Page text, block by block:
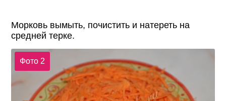
Морковь вымыть, почистить и натереть на
средней терке.
Фото 2